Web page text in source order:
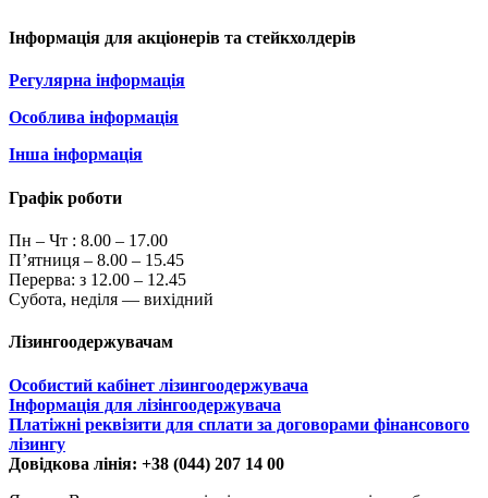
Інформація для акціонерів та стейкхолдерів
Регулярна інформація
Особлива інформація
Інша інформація
Графік роботи
Пн – Чт : 8.00 – 17.00
П’ятниця – 8.00 – 15.45
Перерва: з 12.00 – 12.45
Субота, неділя — вихідний
Лізингоодержувачам
Особистий кабінет лізингоодержувача
Інформація для лізінгоодержувача
Платіжні реквізити для сплати за договорами фінансового
лізингу
Довідкова лінія: +38 (044) 207 14 00